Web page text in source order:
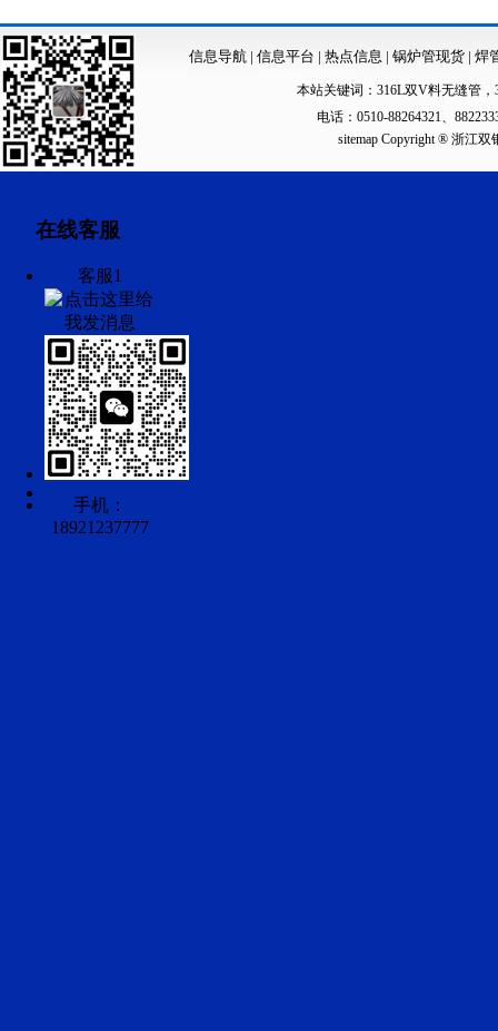
信息导航| 信息平台 | 热点信息 | 锅炉管现货 | 焊
本站关键词： 316L双V料无缝管 ，
电话：0510-88264321、
sitemapCopyright ® 浙江双
在线客服
客服1
手机：
18921237777